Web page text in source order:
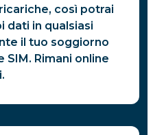
così potrai
dati in qualsiasi
il tuo soggiorno
SIM. Rimani online